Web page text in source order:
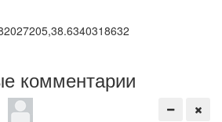
комментарии